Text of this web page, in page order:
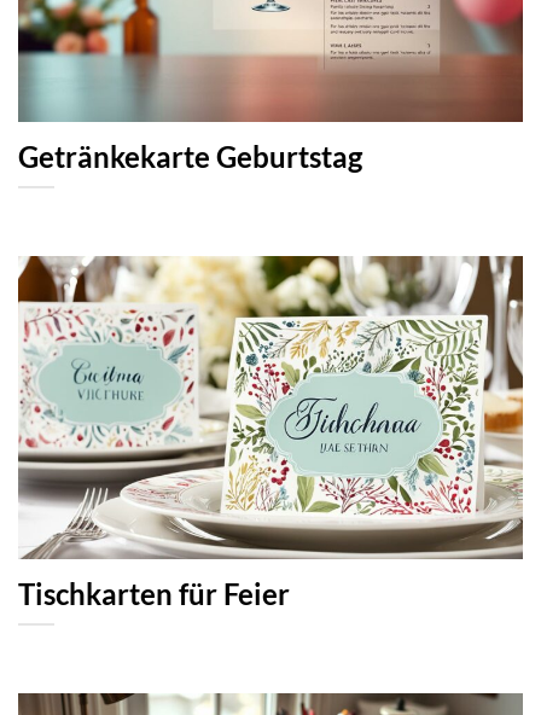
Getränkekarte Geburtstag
Tischkarten für Feier